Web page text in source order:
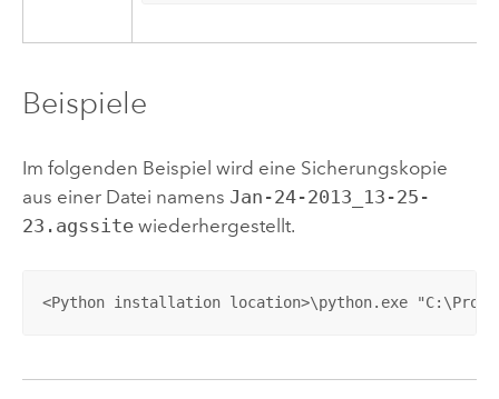
Beispiele
Im folgenden Beispiel wird eine Sicherungskopie
aus einer Datei namens Jan-24-2013_13-25-
23.agssitewiederhergestellt.
<Python installation location>\python.exe